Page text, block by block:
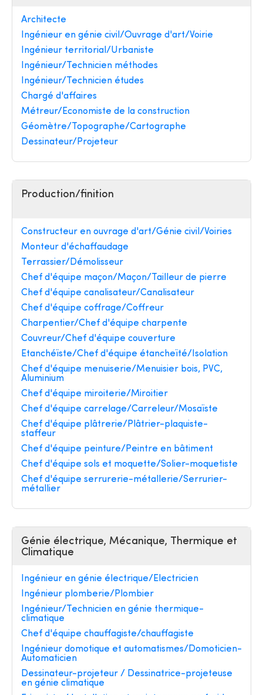
Architecte
Ingénieur en génie civil/Ouvrage d'art/Voirie
Ingénieur territorial/Urbaniste
Ingénieur/Technicien méthodes
Ingénieur/Technicien études
Chargé d'affaires
Métreur/Economiste de la construction
Géomètre/Topographe/Cartographe
Dessinateur/Projeteur
Production/finition
Constructeur en ouvrage d'art/Génie civil/Voiries
Monteur d'échaffaudage
Terrassier/Démolisseur
Chef d'équipe maçon/Maçon/Tailleur de pierre
Chef d'équipe canalisateur/Canalisateur
Chef d'équipe coffrage/Coffreur
Charpentier/Chef d'équipe charpente
Couvreur/Chef d'équipe couverture
Etanchéïste/Chef d'équipe étancheïté/Isolation
Chef d'équipe menuiserie/Menuisier bois, PVC,
Aluminium
Chef d'équipe miroiterie/Miroitier
Chef d'équipe carrelage/Carreleur/Mosaïste
Chef d'équipe plâtrerie/Plâtrier-plaquiste-
staffeur
Chef d'équipe peinture/Peintre en bâtiment
Chef d'équipe sols et moquette/Solier-moquetiste
Chef d'équipe serrurerie-métallerie/Serrurier-
métallier
Génie électrique, Mécanique, Thermique et
Climatique
Ingénieur en génie électrique/Electricien
Ingénieur plomberie/Plombier
Ingénieur/Technicien en génie thermique-
climatique
Chef d'équipe chauffagiste/chauffagiste
Ingénieur domotique et automatismes/Domoticien-
Automaticien
Dessinateur-projeteur / Dessinatrice-projeteuse
en génie climatique